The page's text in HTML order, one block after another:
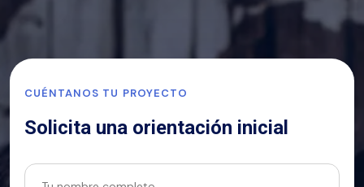
CUÉNTANOS TU PROYECTO
Solicita una orientación inicial